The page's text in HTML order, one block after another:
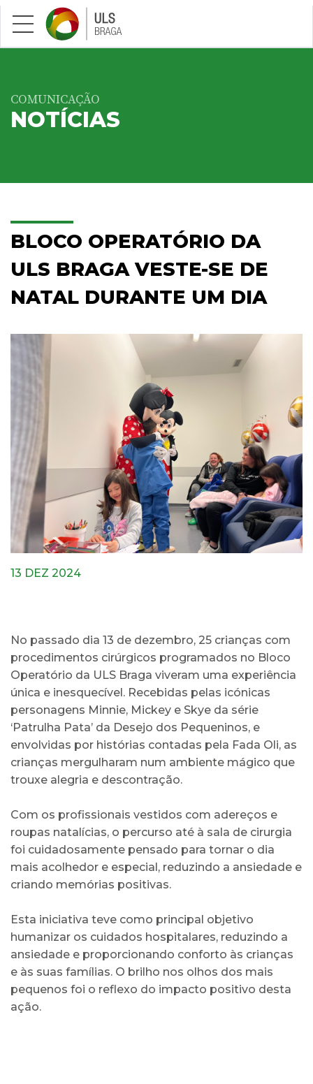
Saltar para conteúdo principal
COMUNICAÇÃO
NOTÍCIAS
BLOCO OPERATÓRIO DA
ULS BRAGA VESTE-SE DE
NATAL DURANTE UM DIA
13 DEZ 2024
No passado dia 13 de dezembro, 25 crianças com
procedimentos cirúrgicos programados no Bloco
Operatório da ULS Braga viveram uma experiência
única e inesquecível. Recebidas pelas icónicas
personagens Minnie, Mickey e Skye da série
‘Patrulha Pata’ da Desejo dos Pequeninos, e
envolvidas por histórias contadas pela Fada Oli, as
crianças mergulharam num ambiente mágico que
trouxe alegria e descontração.
Com os profissionais vestidos com adereços e
roupas natalícias, o percurso até à sala de cirurgia
foi cuidadosamente pensado para tornar o dia
mais acolhedor e especial, reduzindo a ansiedade e
criando memórias positivas.
Esta iniciativa teve como principal objetivo
humanizar os cuidados hospitalares, reduzindo a
ansiedade e proporcionando conforto às crianças
e às suas famílias. O brilho nos olhos dos mais
pequenos foi o reflexo do impacto positivo desta
ação.